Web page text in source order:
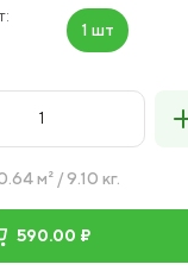
1 шт
м² / 9.10 кг.
590.00 ₽